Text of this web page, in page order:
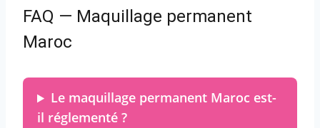
FAQ — Maquillage permanent
Maroc
Le maquillage permanent Maroc est-
il réglementé ?